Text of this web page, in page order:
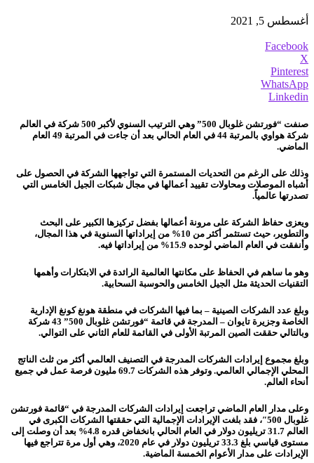
أغسطس 5, 2021
Facebook
X
Pinterest
WhatsApp
Linkedin
صنفت “فورتشن غلوبال 500” وهي الترتيب السنوي لأكبر 500 شركة في العالم
شركة هواوي بالمرتبة 44 في العام الحالي بعد أن جاءت في المرتبة 49 العام
الماضي.
وذلك على الرغم من التحديات المستمرة التي تواجهها الشركة في الحصول على
أشباه الموصلات ومحاولات تقييد أعمالها في مجال شبكات الجيل الخامس التي
تصدرتها عالمياً.
ويعزى حفاظ الشركة على مرونة أعمالها بفضل تركيزها الكبير على البحث
والتطوير، حيث تستثمر أكثر من 10% من إيراداتها السنوية في هذا المجال،
وأنفقت في العام الماضي لوحده 15.9% من إيراداتها فيه.
وهو ما ساهم في الحفاظ على مكانتها العالمية الرائدة في الابتكارات وأهمها
التقنيات الحديثة مثل الجيل الخامس والحوسبة السحابية.
وبلغ عدد الشركات الصينية – بما فيها الشركات في منطقة هونغ كونغ الإدارية
الخاصة وجزيرة تايوان – المدرجة في قائمة “فورتشن غلوبال 500” 43 شركة
وبالتالي حققت الصين المرتبة الأولى في القائمة للعام الثاني على التوالي.
وبلغ مجموع إيرادات الشركات المدرجة في التصنيف العالمي أكثر من ثلث الناتج
المحلي الإجمالي العالمي. وتوفر هذه الشركات 69.7 مليون فرصة عمل في جميع
أنحاء العالم.
وعلى مدار العام الماضي تراجعت إيرادات الشركات المدرجة في “قائمة فورتشن
غلوبال 500″، فقد بلغت الإيرادات الإجمالية التي حققتها الشركات الكبرى في
العالم 31.7 تريليون دولار في العام الحالي بانخفاض قدره 4.8% بعد أن وصلت إلى
مستوى قياسي بلغ 33.3 تريليون دولار في عام 2020، وهي أول مرة تتراجع فيها
الإيرادات على مدار الأعوام الخمسة الماضية.